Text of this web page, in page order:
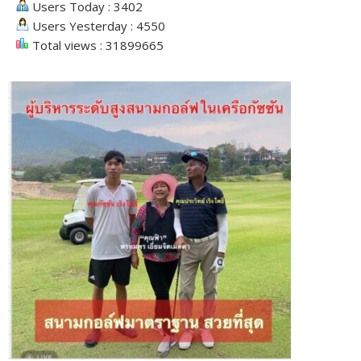
Users Today : 3402
Users Yesterday : 4550
Total views : 31899665